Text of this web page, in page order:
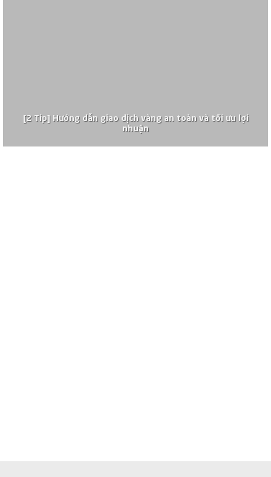
[2 Tip] Hướng dẫn giao dịch vàng an toàn và tối ưu lợi
nhuận